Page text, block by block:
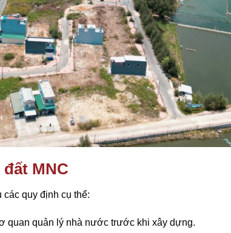
MNC
quy định cụ thể:
quan quản lý nhà nước trước khi xây dựng.